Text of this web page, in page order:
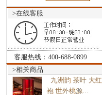
>在线客服
客服热线：400-688-0899
>相关商品
九洲韵 茶叶 大红
袍 世外桃源...